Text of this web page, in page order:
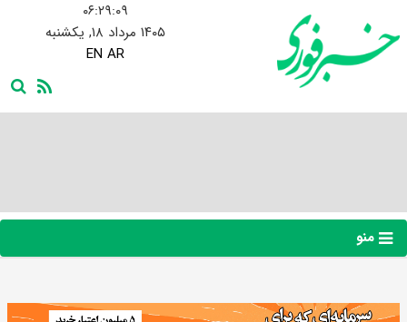
۰۶:۲۹:۱۰
۱۴۰۵ مرداد ۱۸, یکشنبه
EN AR
منو